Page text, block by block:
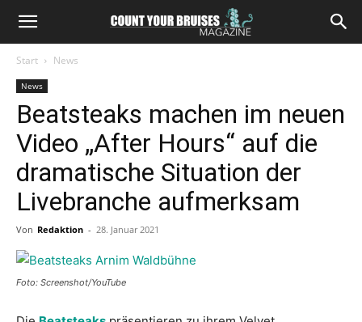
Start News
News
Beatsteaks machen im neuen
Video „After Hours“ auf die
dramatische Situation der
Livebranche aufmerksam
Von Redaktion - 28. Januar 2021
Foto: Screenshot/YouTube